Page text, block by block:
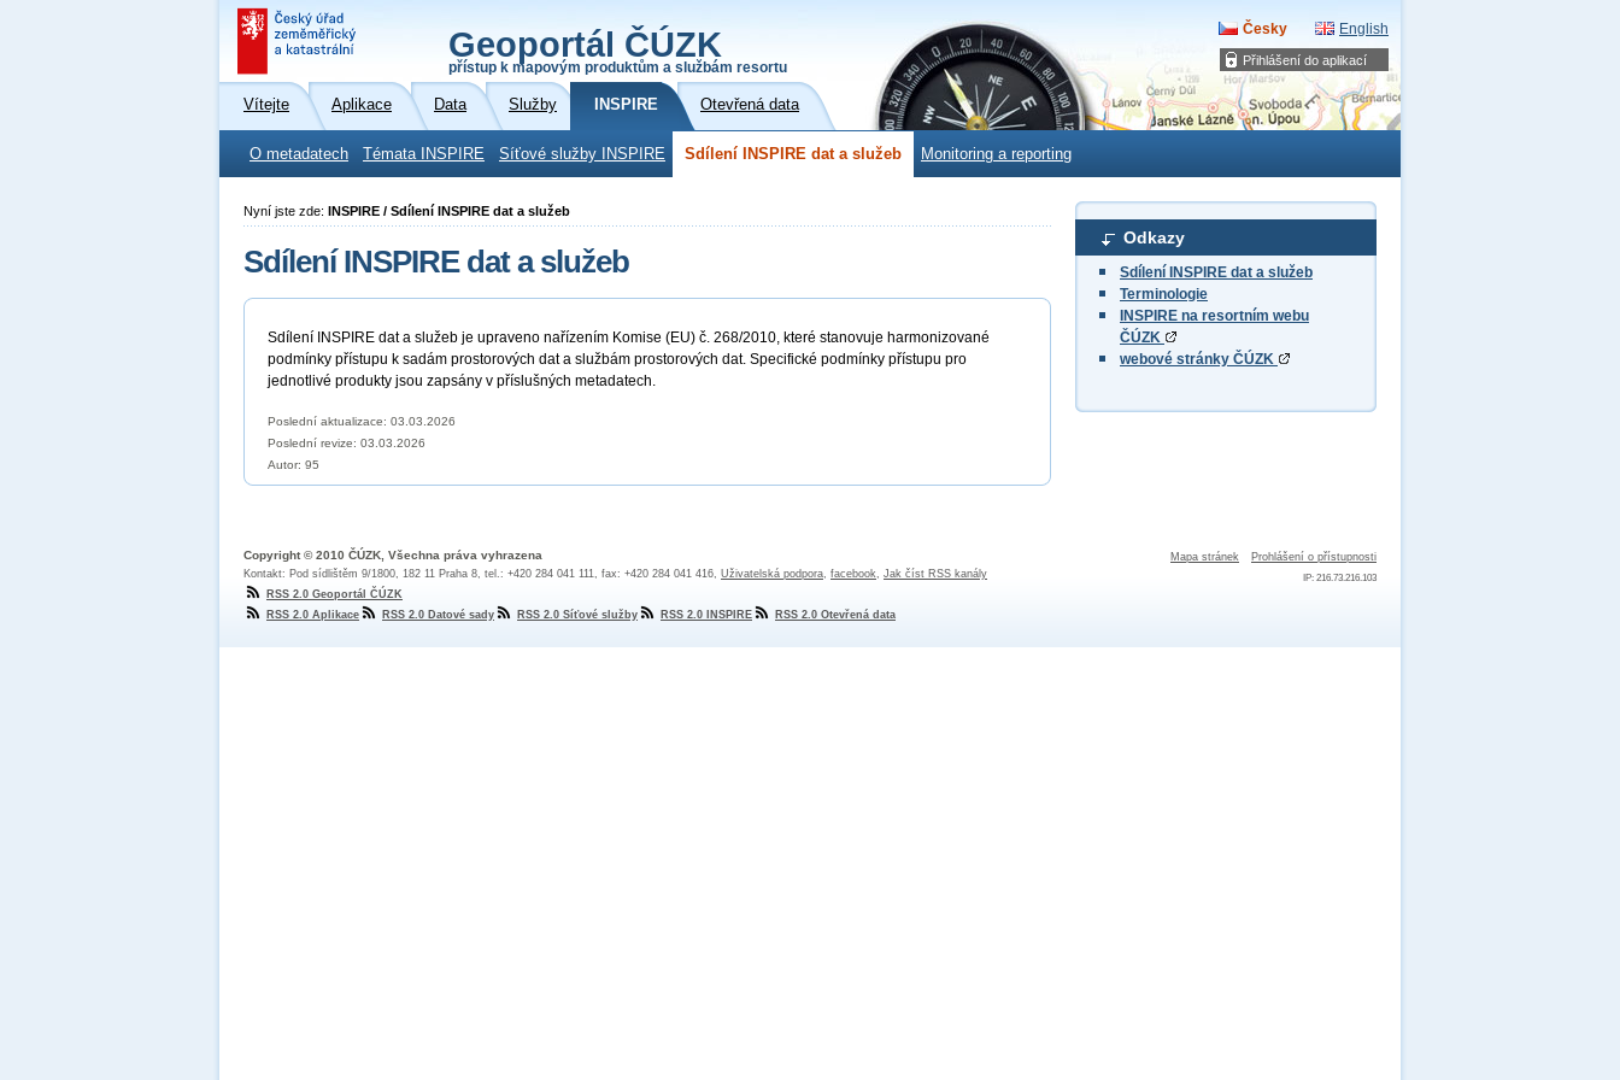
Přihlášení do aplikací
Geoportál ČÚZK
přístup k mapovým produktům a službám resortu
Česky English
Vítejte Aplikace Data Služby INSPIRE Otevřená data
O metadatech Témata INSPIRE Síťové služby INSPIRE Sdílení INSPIRE dat a služeb Monitoring a reporting
Odkazy
Sdílení INSPIRE dat a služeb
Terminologie
INSPIRE na resortním webu
ČÚZK
webové stránky ČÚZK
Nyní jste zde: INSPIRE / Sdílení INSPIRE dat a služeb
Sdílení INSPIRE dat a služeb
Sdílení INSPIRE dat a služeb je upraveno nařízením Komise (EU) č. 268/2010, které stanovuje harmonizované
podmínky přístupu k sadám prostorových dat a službám prostorových dat. Specifické podmínky přístupu pro
jednotlivé produkty jsou zapsány v příslušných metadatech.
Poslední aktualizace: 03.03.2026
Poslední revize: 03.03.2026
Autor: 95
Mapa stránek Prohlášení o přístupnosti
IP: 216.73.216.103
Copyright © 2010 ČÚZK, Všechna práva vyhrazena
Kontakt: Pod sídlištěm 9/1800, 182 11 Praha 8, tel.: +420 284 041 111, fax: +420 284 041 416, Uživatelská podpora, facebook, Jak číst RSS kanály
RSS 2.0 Geoportál ČÚZK
RSS 2.0 Aplikace
RSS 2.0 Datové sady RSS 2.0 Síťové služby RSS 2.0 INSPIRE RSS 2.0 Otevřená data